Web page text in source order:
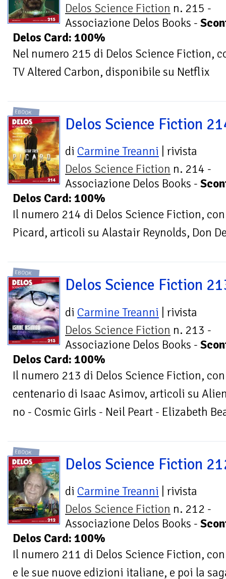
Delos Science Fiction n. 215 -
Associazione Delos Books -
Delos Card: 100%
Nel numero 215 di Delos Science Fiction,
TV Altered Carbon, disponibile su Netflix
EBOOK
Delos Science Fiction
di Carmine Treanni | rivista
Delos Science Fiction n. 214 -
Associazione Delos Books -
Delos Card: 100%
Il numero 214 di Delos Science Fiction,
Picard, articoli su Alastair Reynolds, Don
EBOOK
Delos Science Fiction
di Carmine Treanni | rivista
Delos Science Fiction n. 213 -
Associazione Delos Books -
Delos Card: 100%
Il numero 213 di Delos Science Fiction,
centenario di Isaac Asimov, articoli su
no - Cosmic Girls - Neil Peart - Elizabeth
EBOOK
Delos Science Fiction
di Carmine Treanni | rivista
Delos Science Fiction n. 212 -
Associazione Delos Books -
Delos Card: 100%
Il numero 211 di Delos Science Fiction,
e le sue nuove edizioni italiane, e poi la